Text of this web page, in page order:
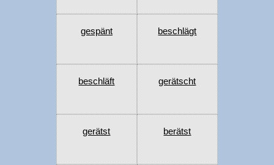
gespänt beschlägt
beschläft gerätscht
gerätst berätst